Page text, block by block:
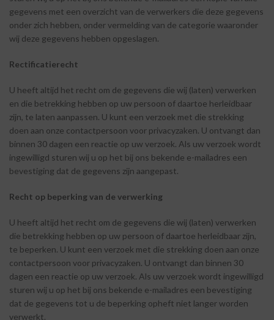
gegevens met een overzicht van de verwerkers die deze gegevens
onder zich hebben, onder vermelding van de categorie waaronder
wij deze gegevens hebben opgeslagen.
Rectificatierecht
U heeft altijd het recht om de gegevens die wij (laten) verwerken
en die betrekking hebben op uw persoon of daartoe herleidbaar
zijn, te laten aanpassen. U kunt een verzoek met die strekking
doen aan onze contactpersoon voor privacyzaken. U ontvangt dan
binnen 30 dagen een reactie op uw verzoek. Als uw verzoek wordt
ingewilligd sturen wij u op het bij ons bekende e-mailadres een
bevestiging dat de gegevens zijn aangepast.
Recht op beperkingvan de verwerking
U heeft altijd het recht om de gegevens die wij (laten) verwerken
die betrekking hebben op uw persoon of daartoe herleidbaar zijn,
te beperken. U kunt een verzoek met die strekking doen aan onze
contactpersoon voor privacyzaken. U ontvangt dan binnen 30
dagen een reactie op uw verzoek. Als uw verzoek wordt ingewilligd
sturen wij u op het bij ons bekende e-mailadres een bevestiging
dat de gegevens tot u de beperking opheft niet langer worden
verwerkt.